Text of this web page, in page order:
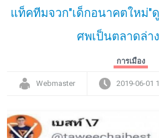
แท็คทีมจวก"เด็กอนาคตใหม่"
ศพเป็นตลาดล่าง
การเมือง
Webmaster 2019-06-01